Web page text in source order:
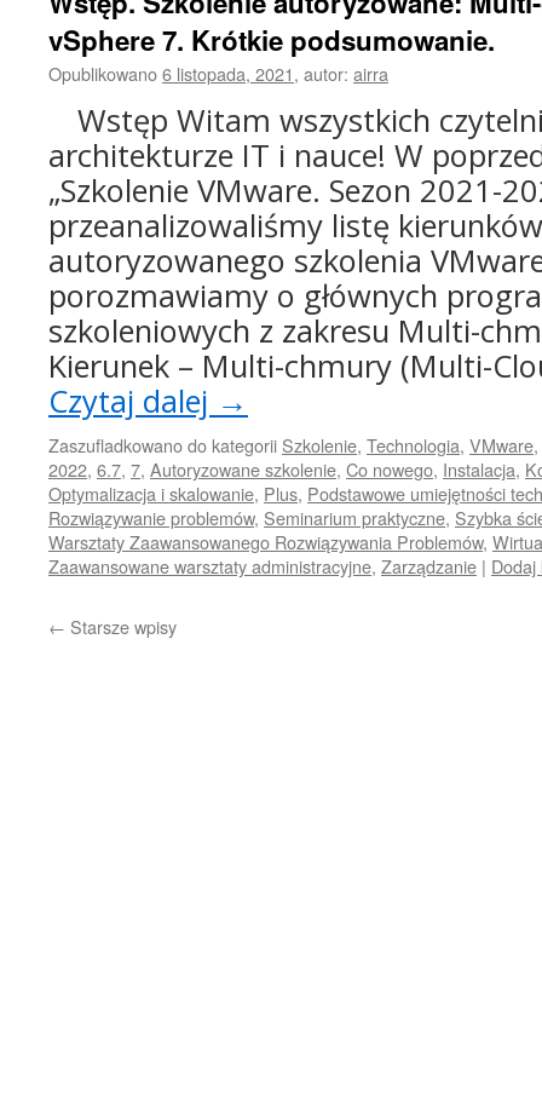
vSphere 7. Krótkie podsumowanie.
Opublikowano6 listopada, 2021, autor: airra
Wstęp Witam wszystkich
architekturze IT i nauce! W
„Szkolenie VMware. Sezon 2021-
przeanalizowaliśmy listę
autoryzowanego szkolenia
porozmawiamy o głównych
szkoleniowych z zakresu Multi-
Kierunek – Multi-chmury (Multi-
Czytaj dalej →
Zaszufladkowano do kategorii Szkolenie, Technologia, VMware,
2022, 6.7, 7, Autoryzowane szkolenie, Co nowego, Instalacja,
Optymalizacja i skalowanie, Plus, Podstawowe umiejętności
Rozwiązywanie problemów, Seminarium praktyczne, Szybka
Warsztaty Zaawansowanego Rozwiązywania Problemów,
Zaawansowane warsztaty administracyjne, Zarządzanie |
← Starsze wpisy